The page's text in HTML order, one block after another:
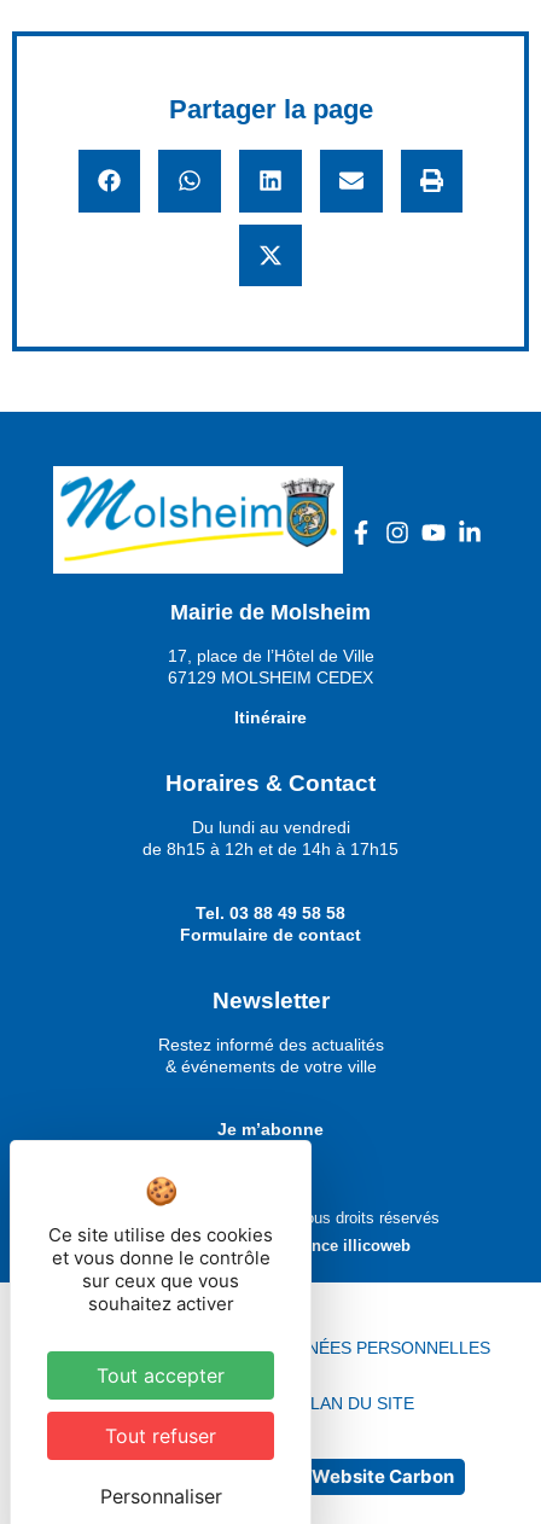
Partager la page
Mairie de Molsheim
17, place de l’Hôtel de Ville
67129 MOLSHEIM CEDEX
Itinéraire
Horaires & Contact
Du lundi au vendredi
de 8h15 à 12h et de 14h à 17h15
Tel. 03 88 49 58 58
Formulaire de contact
Newsletter
Restez informé des actualités
& événements de votre ville
Je m’abonne
Ville de Molsheim © 2026 - Tous droits réservés
Réalisé avec ❤ par
l'agence illicoweb
MENTIONS LÉGALES DONNÉES PERSONNELLES
ACCESSIBILITÉ PLAN DU SITE
Website Carbon
Ce site utilise des cookies
et vous donne le contrôle
sur ceux que vous
souhaitez activer
Tout accepter
Tout refuser
Personnaliser